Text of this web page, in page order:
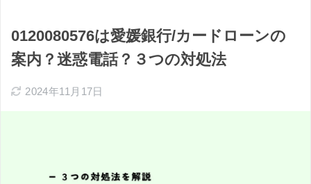
0120080576は愛媛銀行/カードローンの
案内？迷惑電話？３つの対処法
2024年11月17日